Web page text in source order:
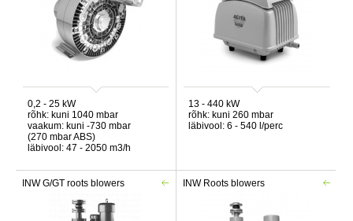
0,2 - 25 kW
rõhk: kuni 1040 mbar
vaakum: kuni -730 mbar
(270 mbar ABS)
läbivool: 47 - 2050 m3/h
13 - 440 kW
rõhk: kuni 260 mbar
läbivool: 6 - 540 l/perc
INW G/GT roots blowers INW Roots blowers